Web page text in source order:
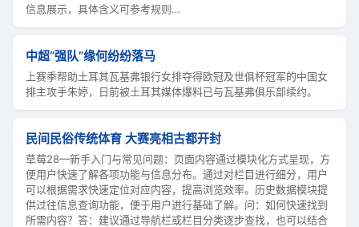
信息展示，具体含义可参考规则…
中超“强队”缘何纷纷落马
上赛季帮助土耳其瓦基弗银行女排夺得欧冠及世俱杯冠军的中国女
排主攻手朱婷，日前被土耳其媒体爆料已与瓦基弗俱乐部续约。
民间民俗传统体育 大赛亮相古都开封
草莓28—新手入门与常见问题：页面内容通过模块化方式呈现，方
便用户快速了解各项功能与信息分布。通过对栏目进行细分，用户
可以根据需求快速定位对应内容，提高浏览效率。历史数据模块提
供过往信息查询功能，便于用户进行基础了解。问：如何快速找到
所需内容？答：建议通过导航栏或栏目分类逐步查找，也可以结合